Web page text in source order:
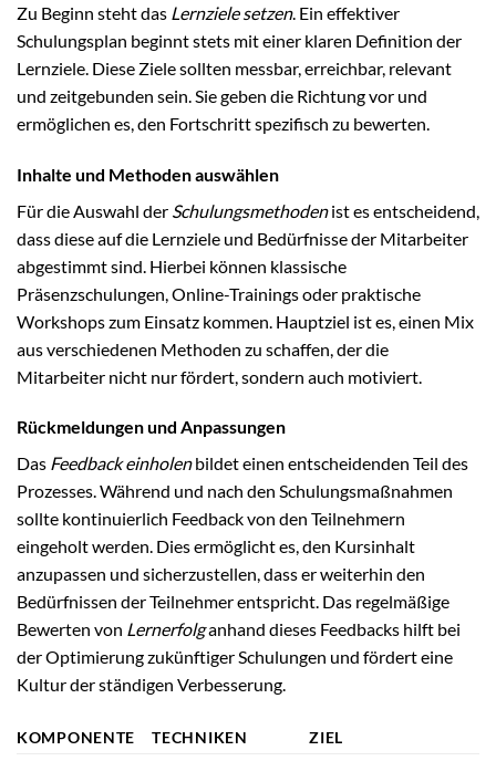
Zu Beginn steht das Lernziele setzen. Ein effektiver
Schulungsplan beginnt stets mit einer klaren Definition der
Lernziele. Diese Ziele sollten messbar, erreichbar, relevant
und zeitgebunden sein. Sie geben die Richtung vor und
ermöglichen es, den Fortschritt spezifisch zu bewerten.
Inhalte und Methoden auswählen
Für die Auswahl der Schulungsmethodenist es entscheidend,
dass diese auf die Lernziele und Bedürfnisse der Mitarbeiter
abgestimmt sind. Hierbei können klassische
Präsenzschulungen, Online-Trainings oder praktische
Workshops zum Einsatz kommen. Hauptziel ist es, einen Mix
aus verschiedenen Methoden zu schaffen, der die
Mitarbeiter nicht nur fördert, sondern auch motiviert.
Rückmeldungen und Anpassungen
Das Feedback einholenbildet einen entscheidenden Teil des
Prozesses. Während und nach den Schulungsmaßnahmen
sollte kontinuierlich Feedback von den Teilnehmern
eingeholt werden. Dies ermöglicht es, den Kursinhalt
anzupassen und sicherzustellen, dass er weiterhin den
Bedürfnissen der Teilnehmer entspricht. Das regelmäßige
Bewerten von Lernerfolganhand dieses Feedbacks hilft bei
der Optimierung zukünftiger Schulungen und fördert eine
Kultur der ständigen Verbesserung.
KOMPONENTE TECHNIKEN ZIEL